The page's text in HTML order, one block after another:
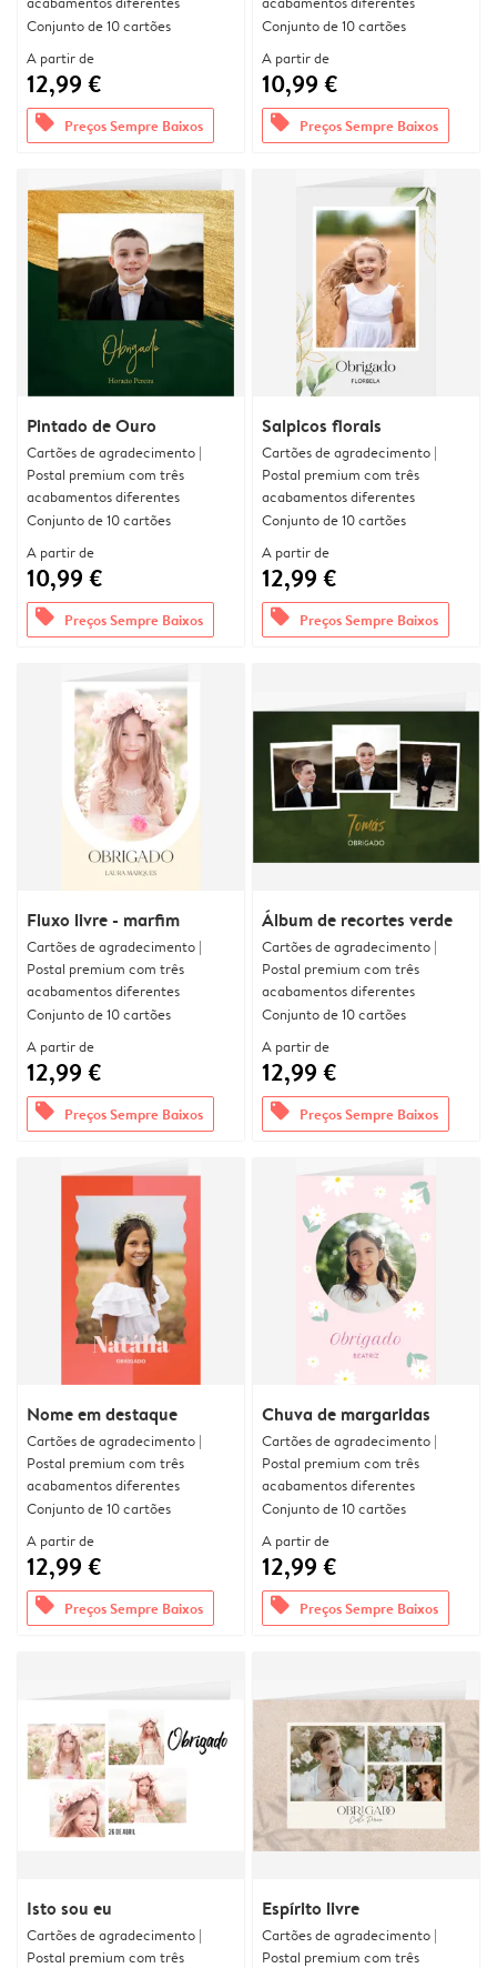
Conjunto de 10 cartões
A partir de
12,99 €
offers Preços Sempre Baixos
Conjunto de 10 cartões
A partir de
10,99 €
offers Preços Sempre Baixos
Pintado de Ouro
Cartões de agradecimento |
Postal premium com três
acabamentos diferentes
Conjunto de 10 cartões
A partir de
10,99 €
offers Preços Sempre Baixos
Salpicos florais
Cartões de agradecimento |
Postal premium com três
acabamentos diferentes
Conjunto de 10 cartões
A partir de
12,99 €
offers Preços Sempre Baixos
Fluxo livre - marfim
Cartões de agradecimento |
Postal premium com três
acabamentos diferentes
Conjunto de 10 cartões
A partir de
12,99 €
offers Preços Sempre Baixos
Álbum de recortes verde
Cartões de agradecimento |
Postal premium com três
acabamentos diferentes
Conjunto de 10 cartões
A partir de
12,99 €
offers Preços Sempre Baixos
Nome em destaque
Cartões de agradecimento |
Postal premium com três
acabamentos diferentes
Conjunto de 10 cartões
A partir de
12,99 €
offers Preços Sempre Baixos
Chuva de margaridas
Cartões de agradecimento |
Postal premium com três
acabamentos diferentes
Conjunto de 10 cartões
A partir de
12,99 €
offers Preços Sempre Baixos
Isto sou eu
Cartões de agradecimento |
Postal premium com três
Espírito livre
Cartões de agradecimento |
Postal premium com três